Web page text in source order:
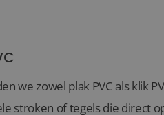
we zowel plak PVC als klik
stroken of tegels die direct